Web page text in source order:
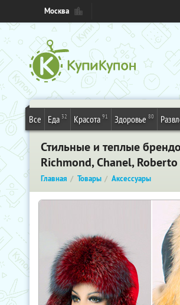
Москва
Все Еда 32 Красота 91 Здоровье 80
Стильные и теплые
Richmond, Chanel, Roberto
Главная Товары Аксессуары